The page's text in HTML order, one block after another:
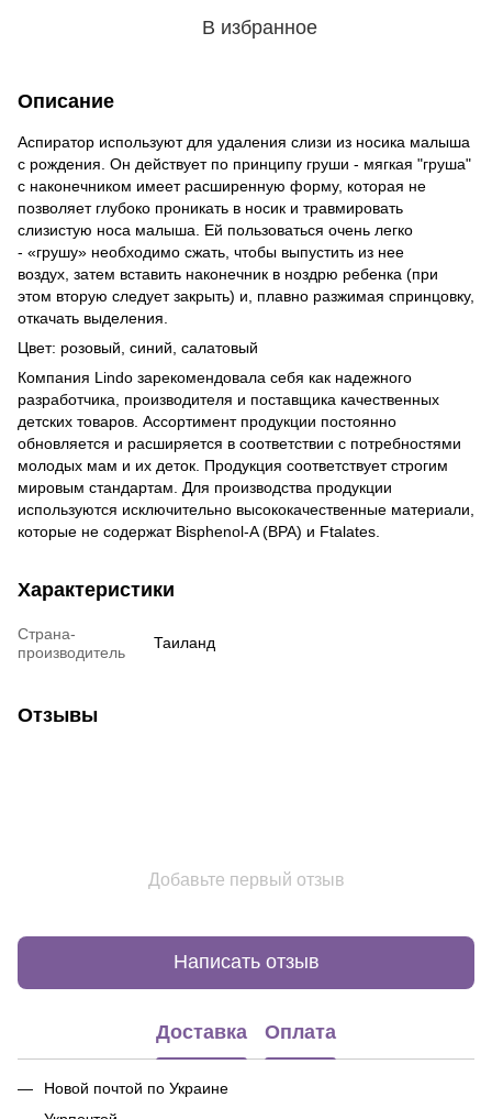
В избранное
Описание
Аспиратор используют для удаления слизи из носика малыша
с рождения. Он действует по принципу груши - мягкая "груша"
с наконечником имеет расширенную форму, которая не
позволяет глубоко проникать в носик и травмировать
слизистую носа малыша. Ей пользоваться очень легко
- «грушу» необходимо сжать, чтобы выпустить из нее
воздух, затем вставить наконечник в ноздрю ребенка (при
этом вторую следует закрыть) и, плавно разжимая спринцовку,
откачать выделения.
Цвет: розовый, синий, салатовый
Компания Lindo зарекомендовала себя как надежного
разработчика, производителя и поставщика качественных
детских товаров. Ассортимент продукции постоянно
обновляется и расширяется в соответствии с потребностями
молодых мам и их деток. Продукция соответствует строгим
мировым стандартам. Для производства продукции
используются исключительно высококачественные материали,
которые не содержат Bisphenol-A (BPA) и Ftalates.
Характеристики
Страна-
производитель
Таиланд
Отзывы
Добавьте первый отзыв
Написать отзыв
Доставка Оплата
Новой почтой по Украине